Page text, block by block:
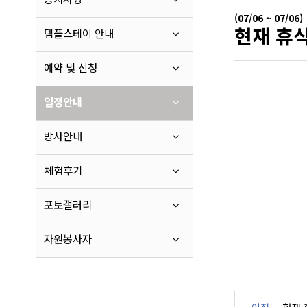
템플스테이 안내
예약 및 신청
일정안내
방사안내
체험후기
포토갤러리
자원봉사자
(07/06 ~ 07/06)
현재 휴